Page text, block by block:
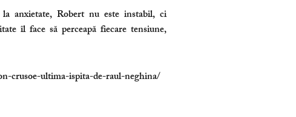
anxietate, Robert nu este instabil, ci
îl face să perceapă fiecare tensiune,
crusoe-ultima-ispita-de-raul-neghina/